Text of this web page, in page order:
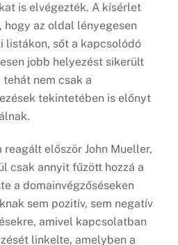
is elvégezték. A kísérlet
az oldal lényegesen
listákon, sőt a kapcsolódó
jobb helyezést sikerült
nem csak a
tekintetében is előnyt
először John Mueller,
csak annyit fűzött hozzá a
a domainvégzőséseken
sem pozitív, sem negatív
amivel kapcsolatban
linkelte, amelyben a